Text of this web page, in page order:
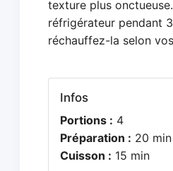
texture plus
réfrigérateur pendant
réchauffez-la selon
Infos
Portions : 4
Préparation : 20 min
Cuisson : 15 min